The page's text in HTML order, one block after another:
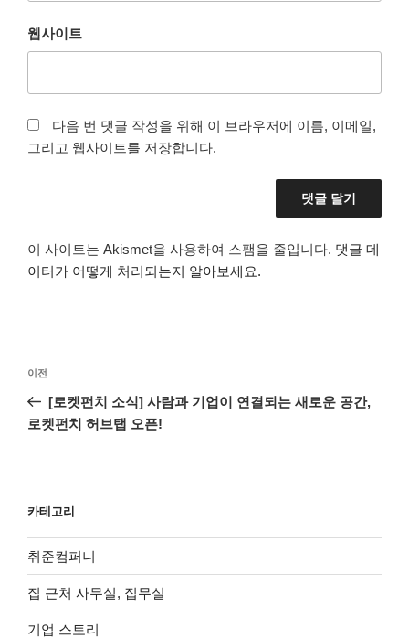
웹사이트
다음 번 댓글 작성을 위해 이 브라우저에 이름, 이메일,
그리고 웹사이트를 저장합니다.
이 사이트는 Akismet을 사용하여 스팸을 줄입니다. 댓글 데
이터가 어떻게 처리되는지 알아보세요.
색
이
전
글
이전
[로켓펀치 소식] 사람과 기업이 연결되는 새로운 공간,
로켓펀치 허브탭 오픈!
카테고리
취준컴퍼니
집 근처 사무실, 집무실
기업 스토리